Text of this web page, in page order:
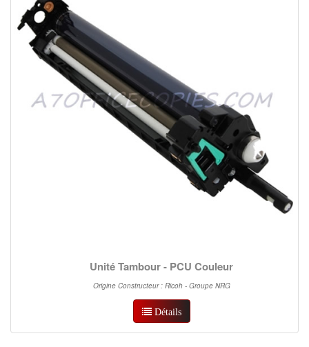
Unité Tambour - PCU Couleur
Origine Constructeur : Ricoh - Groupe NRG
Détails